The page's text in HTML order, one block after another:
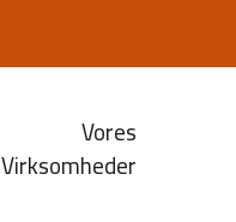
Vores
Virksomheder